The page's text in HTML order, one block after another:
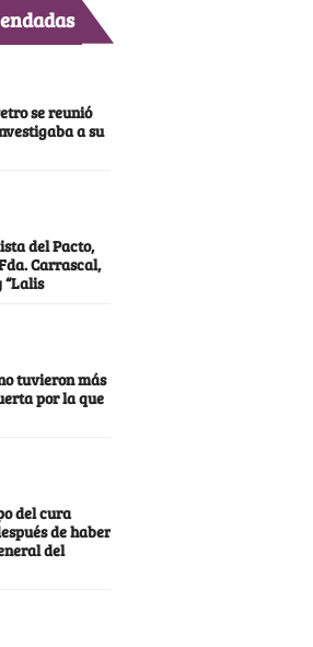
se reunió
a su
del Pacto,
Carrascal,
tuvieron más
por la que
del cura
de haber
del